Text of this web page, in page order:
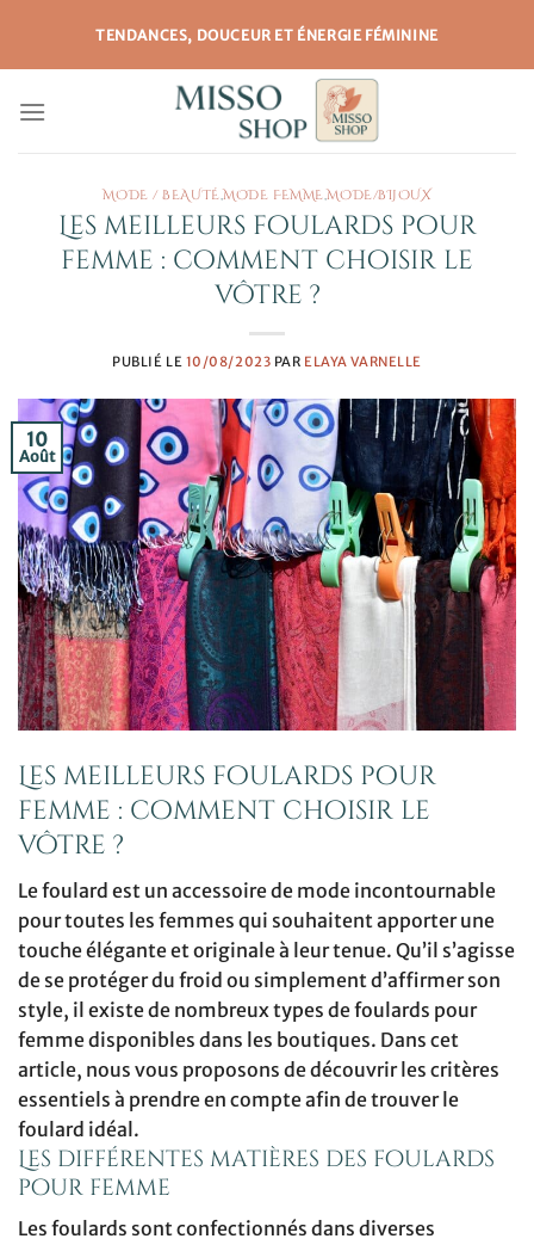
contenu
TENDANCES, DOUCEUR ET ÉNERGIE FÉMININE
MODE / BEAUTÉ,MODE FEMME,MODE/BIJOUX
Les meilleurs foulards pour
femme : comment choisir le
vôtre ?
PUBLIÉ LE 10/08/2023 PAR ELAYA VARNELLE
10
Août
Les meilleurs foulards pour
femme : comment choisir le
vôtre ?
Le foulard est un accessoire de mode incontournable
pour toutes les femmes qui souhaitent apporter une
touche élégante et originale à leur tenue. Qu’il s’agisse
de se protéger du froid ou simplement d’affirmer son
style, il existe de nombreux types de foulards pour
femme disponibles dans les boutiques. Dans cet
article, nous vous proposons de découvrir les critères
essentiels à prendre en compte afin de trouver le
foulard idéal.
Les différentes matières des foulards
pour femme
Les foulards sont confectionnés dans diverses